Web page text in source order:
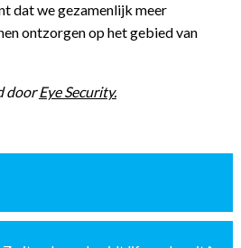
dat we gezamenlijk meer
ontzorgen op het gebied van
doorEye Security.